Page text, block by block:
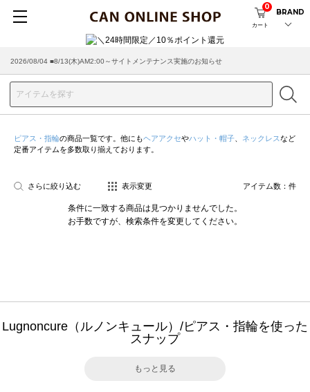
カート
0
BRAND
2026/08/04 ■8/13(木)AM2:00～サイトメンテナンス実施のお知らせ
ピアス・指輪の商品一覧です。他にもヘアアクセやハット・帽子 ネックレスなど
定番アイテムを多数取り揃えております。
さらに絞り込む 表示変更 アイテム数： 件
条件に一致する商品は見つかりませんでした。
お手数ですが、検索条件を変更してください。
Lugnoncure（ルノンキュール）/ピアス・指輪を使った
スナップ
もっと見る